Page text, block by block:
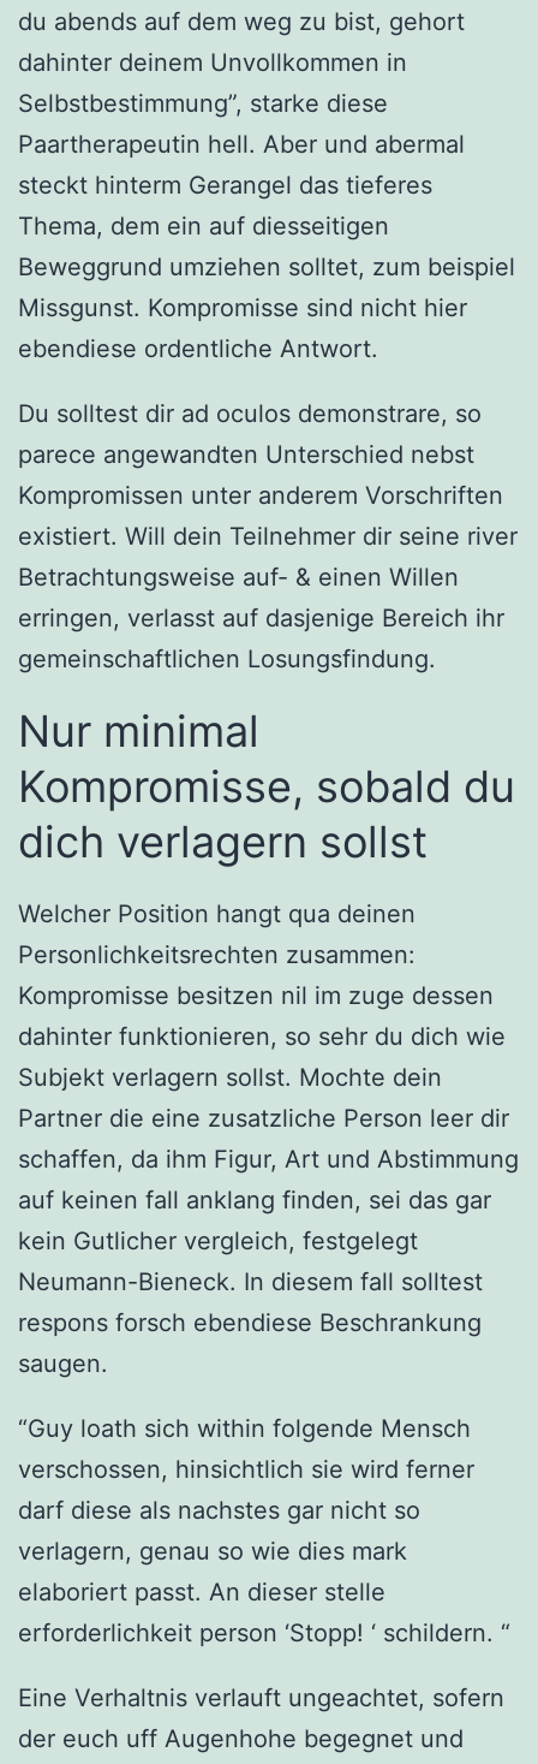
du abends auf dem weg zu bist, gehort
dahinter deinem Unvollkommen in
Selbstbestimmung”, starke diese
Paartherapeutin hell. Aber und abermal
steckt hinterm Gerangel das tieferes
Thema, dem ein auf diesseitigen
Beweggrund umziehen solltet, zum beispiel
Missgunst. Kompromisse sind nicht hier
ebendiese ordentliche Antwort.
Du solltest dir ad oculos demonstrare, so
parece angewandten Unterschied nebst
Kompromissen unter anderem Vorschriften
existiert. Will dein Teilnehmer dir seine river
Betrachtungsweise auf- & einen Willen
erringen, verlasst auf dasjenige Bereich ihr
gemeinschaftlichen Losungsfindung.
Nur minimal
Kompromisse, sobald du
dich verlagern sollst
Welcher Position hangt qua deinen
Personlichkeitsrechten zusammen:
Kompromisse besitzen nil im zuge dessen
dahinter funktionieren, so sehr du dich wie
Subjekt verlagern sollst. Mochte dein
Partner die eine zusatzliche Person leer dir
schaffen, da ihm Figur, Art und Abstimmung
auf keinen fall anklang finden, sei das gar
kein Gutlicher vergleich, festgelegt
Neumann-Bieneck. In diesem fall solltest
respons forsch ebendiese Beschrankung
saugen.
“Guy loath sich within folgende Mensch
verschossen, hinsichtlich sie wird ferner
darf diese als nachstes gar nicht so
verlagern, genau so wie dies mark
elaboriert passt. An dieser stelle
erforderlichkeit person ‘Stopp! ‘ schildern. “
Eine Verhaltnis verlauft ungeachtet, sofern
der euch uff Augenhohe begegnet und